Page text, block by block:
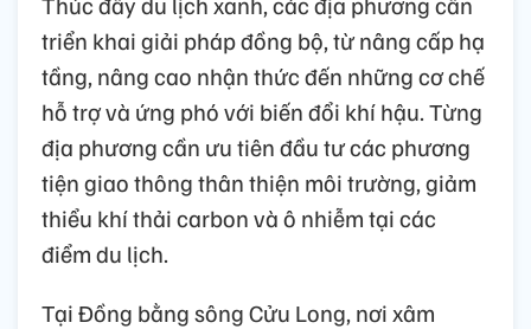
triển khai giải pháp đồng bộ, từ nâng cấp hạ
tầng, nâng cao nhận thức đến những cơ chế
hỗ trợ và ứng phó với biến đổi khí hậu. Từng
địa phương cần ưu tiên đầu tư các phương
tiện giao thông thân thiện môi trường, giảm
thiểu khí thải carbon và ô nhiễm tại các
điểm du lịch.
Tại Đồng bằng sông Cửu Long, nơi xâm